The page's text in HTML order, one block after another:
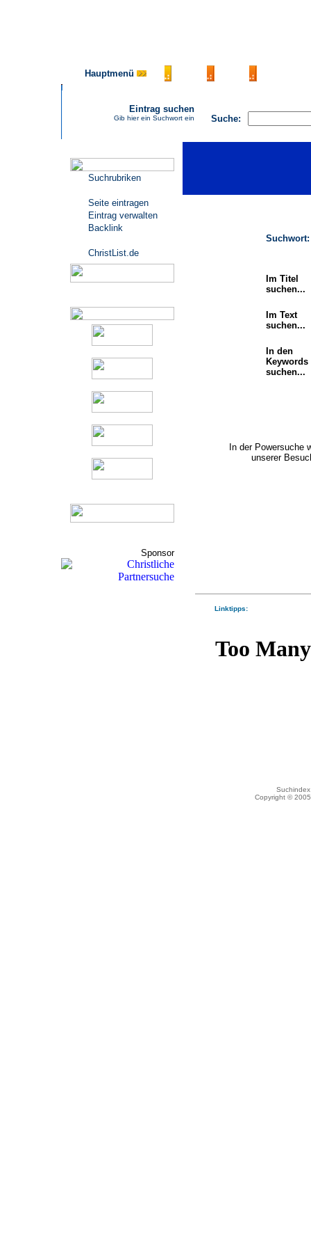
Hauptmenü
Suche:
Eintrag suchen
Gib hier ein Suchwort ein
Suchrubriken
Seite eintragen
Eintrag verwalten
Backlink
ChristList.de
Sponsor
Suchwort:
Im Titel
suchen...
Im Text
suchen...
In den
Keywords
suchen...
In der Powersuche
unserer
Linktipps:
Copyright ©